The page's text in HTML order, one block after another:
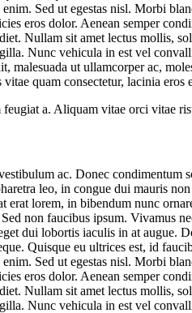
Sed ut egestas nisl. Morbi
eros dolor. Aenean semper
Nullam sit amet lectus mollis,
Nunc vehicula in est vel
ut ullamcorper ac,
quam consectetur, lacinia eros
a. Aliquam vitae orci vitae
ac. Donec
leo, in congue dui mauris
lorem, in bibendum nunc
non faucibus ipsum. Vivamus
dui lobortis iaculis in at augue.
Quisque eu ultrices est, id
Sed ut egestas nisl. Morbi
eros dolor. Aenean semper
Nullam sit amet lectus mollis,
Nunc vehicula in est vel